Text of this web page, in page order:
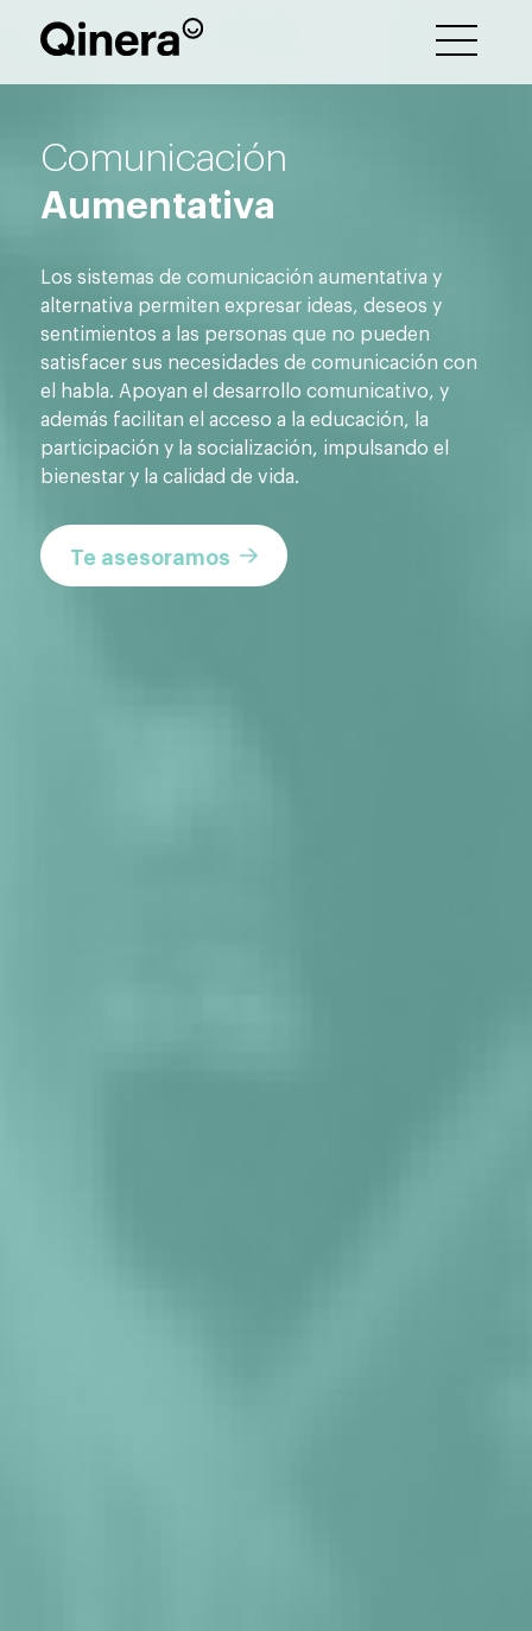
Comunicación
Aumentativa
Los sistemas de comunicación aumentativa y
alternativa permiten expresar ideas, deseos y
sentimientos a las personas que no pueden
satisfacer sus necesidades de comunicación con
el habla. Apoyan el desarrollo comunicativo, y
además facilitan el acceso a la educación, la
participación y la socialización, impulsando el
bienestar y la calidad de vida.
Te asesoramos